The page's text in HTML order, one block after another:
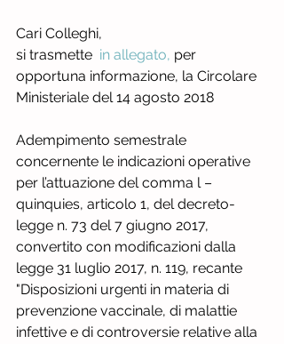
Cari Colleghi,
si trasmette in allegato, per
opportuna informazione, la Circolare
Ministeriale del 14 agosto 2018
Adempimento semestrale
concernente le indicazioni operative
per l’attuazione del comma l –
quinquies, articolo 1, del decreto-
legge n. 73 del 7 giugno 2017,
convertito con modificazioni dalla
legge 31 luglio 2017, n. 119, recante
"Disposizioni urgenti in materia di
prevenzione vaccinale, di malattie
infettive e di controversie relative alla